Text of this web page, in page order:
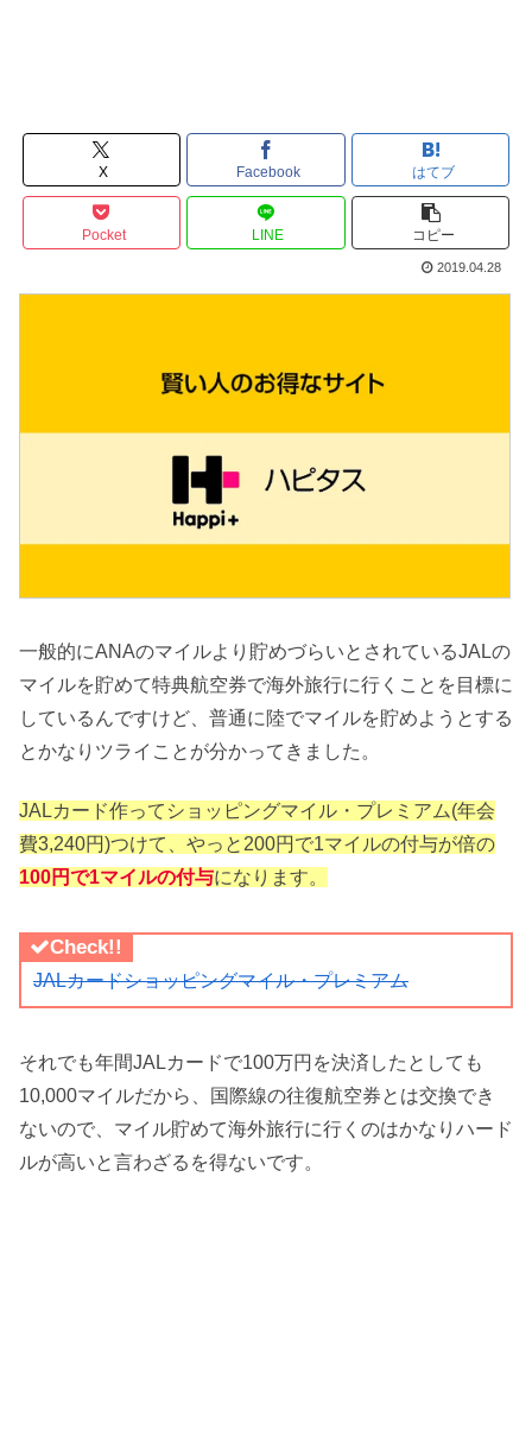
X Facebook はてブ
Pocket LINE コピー
2019.04.28
一般的にANAのマイルより貯めづらいとされているJALの
マイルを貯めて特典航空券で海外旅行に行くことを目標に
しているんですけど、普通に陸でマイルを貯めようとする
とかなりツライことが分かってきました。
JALカード作ってショッピングマイル・プレミアム(年会
費3,240円)つけて、やっと200円で1マイルの付与が倍の
100円で1マイルの付与になります。
Check!!
JALカードショッピングマイル・プレミアム
それでも年間JALカードで100万円を決済したとしても
10,000マイルだから、国際線の往復航空券とは交換でき
ないので、マイル貯めて海外旅行に行くのはかなりハード
ルが高いと言わざるを得ないです。